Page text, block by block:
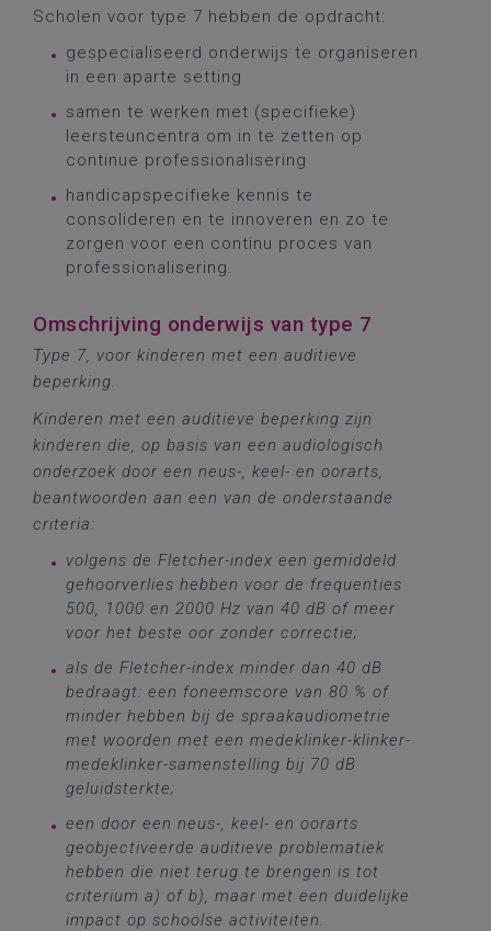
Scholen voor type 7 hebben de opdracht:
gespecialiseerd onderwijs te organiseren
in een aparte setting
samen te werken met (specifieke)
leersteuncentra om in te zetten op
continue professionalisering
handicapspecifieke kennis te
consolideren en te innoveren en zo te
zorgen voor een continu proces van
professionalisering.
Omschrijving onderwijs van type 7
Type 7, voor kinderen met een auditieve
beperking.
Kinderen met een auditieve beperking zijn
kinderen die, op basis van een audiologisch
onderzoek door een neus-, keel- en oorarts,
beantwoorden aan een van de onderstaande
criteria:
volgens de Fletcher-index een gemiddeld
gehoorverlies hebben voor de frequenties
500, 1000 en 2000 Hz van 40 dB of meer
voor het beste oor zonder correctie;
als de Fletcher-index minder dan 40 dB
bedraagt: een foneemscore van 80 % of
minder hebben bij de spraakaudiometrie
met woorden met een medeklinker-klinker-
medeklinker-samenstelling bij 70 dB
geluidsterkte;
een door een neus-, keel- en oorarts
geobjectiveerde auditieve problematiek
hebben die niet terug te brengen is tot
criterium a) of b), maar met een duidelijke
impact op schoolse activiteiten.